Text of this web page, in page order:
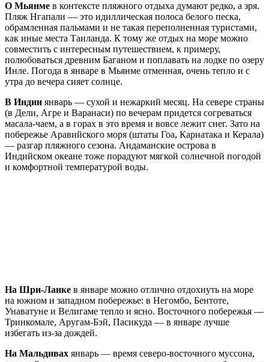
О Мьянме в контексте пляжного отдыха думают редко, а зря.
Пляж Нгапали — это идиллическая полоса белого песка,
обрамленная пальмами и не такая переполненная туристами,
как иные места Таиланда. К тому же отдых на море можно
совместить с интересным путешествием, к примеру,
полюбоваться древним Баганом и поплавать на лодке по озеру
Инле. Погода в январе в Мьянме отменная, очень тепло и с
утра до вечера сияет солнце.
В Индии январь — сухой и нежаркий месяц. На севере страны
(в Дели, Агре и Варанаси) по вечерам придется согреваться
масала-чаем, а в горах в это время и вовсе лежит снег. Зато на
побережье Аравийского моря (штаты Гоа, Карнатака и Керала)
— разгар пляжного сезона. Андаманские острова в
Индийском океане тоже порадуют мягкой солнечной погодой
и комфортной температурой воды.
На Шри-Ланке в январе можно отлично отдохнуть на море
на южном и западном побережье: в Негомбо, Бентоте,
Унаватуне и Велигаме тепло и ясно. Восточного побережья —
Тринкомале, Аругам-Бэй, Пасикуда — в январе лучше
избегать из-за дождей.
На Мальдивах январь — время северо-восточного муссона,